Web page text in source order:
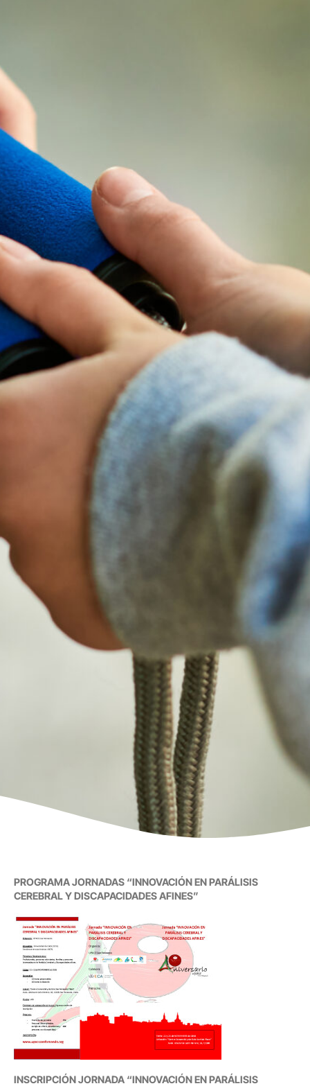
PROGRAMA JORNADAS “INNOVACIÓN EN PARÁLISIS
CEREBRAL Y DISCAPACIDADES AFINES”
INSCRIPCIÓN JORNADA “INNOVACIÓN EN PARÁLISIS